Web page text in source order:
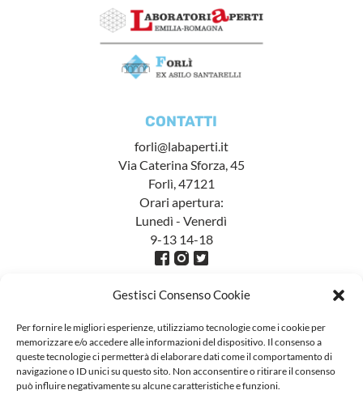
Gestisci Consenso Cookie
Per fornire le migliori esperienze, utilizziamo tecnologie come i cookie per
memorizzare e/o accedere alle informazioni del dispositivo. Il consenso a
queste tecnologie ci permetterà di elaborare dati come il comportamento di
navigazione o ID unici su questo sito. Non acconsentire o ritirare il consenso
può influire negativamente su alcune caratteristiche e funzioni.
CONTATTI
forli@labaperti.it
Via Caterina Sforza, 45
Forlì, 47121
Orari apertura:
Lunedì - Venerdì
9-13 14-18